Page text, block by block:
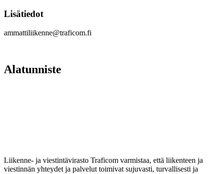
Lisätiedot
ammattiliikenne@traficom.fi
Alatunniste
Liikenne- ja viestintävirasto Traficom varmistaa, että liikenteen ja
viestinnän yhteydet ja palvelut toimivat sujuvasti, turvallisesti ja